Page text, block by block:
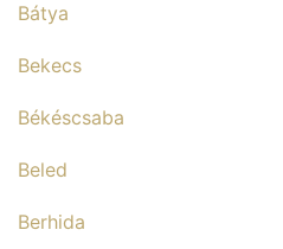
Bátya
Bekecs
Békéscsaba
Beled
Berhida